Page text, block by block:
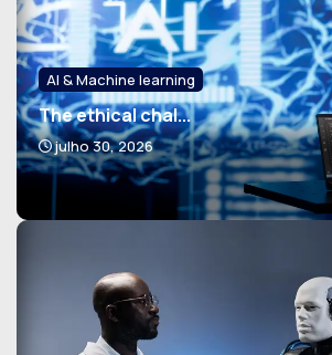
AI & Machine learning
The ethical chal...
julho 30, 2026